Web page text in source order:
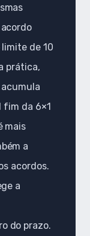
acordo
de 10
prática,
fim da 6×1
mais
a
acordos.
a
do prazo.